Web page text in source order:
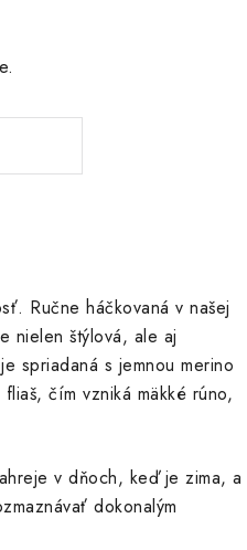
Ručne háčkovaná v našej
nielen štýlová, ale aj
spriadaná s jemnou merino
čím vzniká mäkké rúno,
v dňoch, keď je zima, a
dokonalým